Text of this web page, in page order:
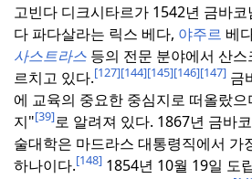
고빈다 디크시타르가 1542년 금바
다 파다살라는 릭스 베다, 야주르 베
사스트라스 등의 전문 분야에서 산스
르치고 있다.[127][144][145][146][147] 금
에 교육의 중요한 중심지로 떠올랐
지"[39]로 알려져 있다. 1867년 금바
술대학은 마드라스 대통령직에서 가
하나이다.[148] 1854년 10월 19일 도